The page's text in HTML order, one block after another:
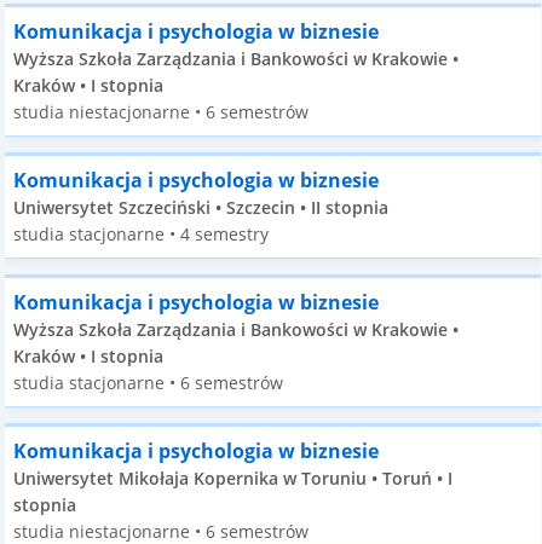
Komunikacja i psychologia w biznesie
Wyższa Szkoła Zarządzania i Bankowości w Krakowie •
Kraków • I stopnia
studia niestacjonarne • 6 semestrów
Komunikacja i psychologia w biznesie
Uniwersytet Szczeciński • Szczecin • II stopnia
studia stacjonarne • 4 semestry
Komunikacja i psychologia w biznesie
Wyższa Szkoła Zarządzania i Bankowości w Krakowie •
Kraków • I stopnia
studia stacjonarne • 6 semestrów
Komunikacja i psychologia w biznesie
Uniwersytet Mikołaja Kopernika w Toruniu • Toruń • I
stopnia
studia niestacjonarne • 6 semestrów